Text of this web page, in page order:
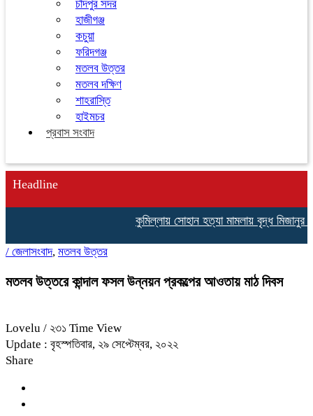
চাঁদপুর সদর
হাজীগঞ্জ
কচুয়া
ফরিদগঞ্জ
মতলব উত্তর
মতলব দক্ষিণ
শাহরাস্তি
হাইমচর
প্রবাস সংবাদ
Headline
কুমিল্লায় সোহান হত্যা মামলায় বৃদ্ধ মিজানুর
/ জেলাসংবাদ, মতলব উত্তর
মতলব উত্তরে কান্দাল ফসল উন্নয়ন প্রকল্পের আওতায় মাঠ দিবস
Lovelu / ২৩১ Time View
Update : বৃহস্পতিবার, ২৯ সেপ্টেম্বর, ২০২২
Share